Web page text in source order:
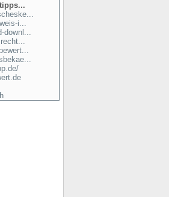
i...
downl...